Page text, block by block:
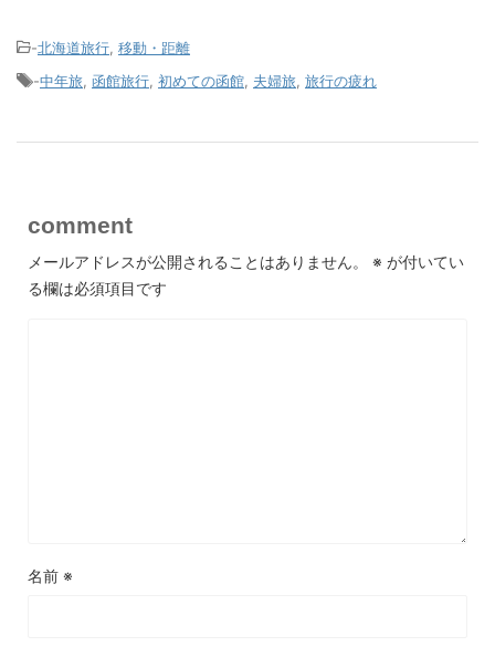
-北海道旅行, 移動・距離
-中年旅, 函館旅行, 初めての函館, 夫婦旅, 旅行の疲れ
comment
メールアドレスが公開されることはありません。 ※ が付いてい
る欄は必須項目です
名前 ※